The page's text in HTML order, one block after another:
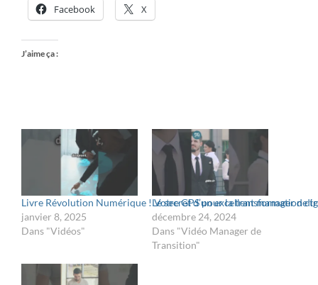
Facebook X
J’aime ça :
Livre Révolution Numérique ! Votre GPS pour la transformation
janvier 8, 2025
Dans "Vidéos"
Le secret d’un excellent manager de
décembre 24, 2024
Dans "Vidéo Manager de
Transition"